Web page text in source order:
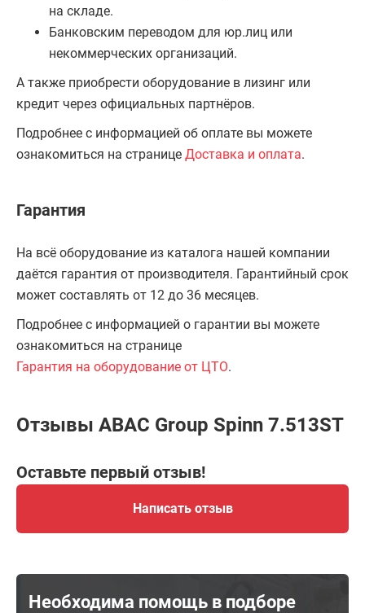
на складе.
Банковским переводом для юр.лиц или
некоммерческих организаций.
А также приобрести оборудование в лизинг или
кредит через официальных партнёров.
Подробнее с информацией об оплате вы можете
ознакомиться на странице Доставка и оплата.
Гарантия
На всё оборудование из каталога нашей компании
даётся гарантия от производителя. Гарантийный срок
может составлять от 12 до 36 месяцев.
Подробнее с информацией о гарантии вы можете
ознакомиться на странице
Гарантия на оборудование от ЦТО.
Отзывы ABAC Group Spinn 7.513ST
Оставьте первый отзыв!
Написать отзыв
Необходима помощь в подборе